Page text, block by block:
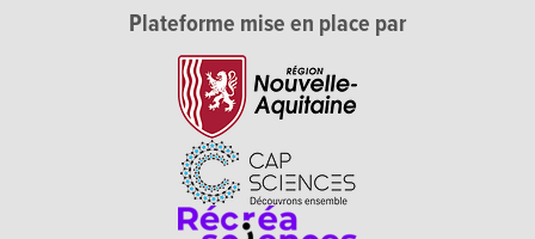
Plateforme mise en place par